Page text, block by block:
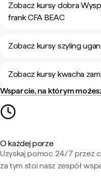
Zobacz kursy dobra
frank CFA BEAC
Zobacz kursy szyling
Zobacz kursy kwacha
Wsparcie, na którym
O każdej porze
Uzyskaj pomoc 24/7 przez
za tym stoi nasz zespół